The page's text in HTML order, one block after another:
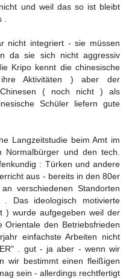
und weil das so ist bleibt
nicht integriert - sie müssen
da sie sich nicht aggressiv
Kripo kennt die chinesische
Aktivitäten ) aber der
( noch nicht ) als
Schüler liefern gute
Langzeitstudie beim Amt im
und den tech.
: Türken und andere
aus - bereits in den 80er
verschiedenen Standorten
Das ideologisch motivierte
) wurde aufgegeben weil der
Orientale den Betriebsfrieden
einfachste Arbeiten nicht
. gut - ja aber - wenn wir
wir bestimmt einen fleißigen
sein - allerdings rechtfertigt